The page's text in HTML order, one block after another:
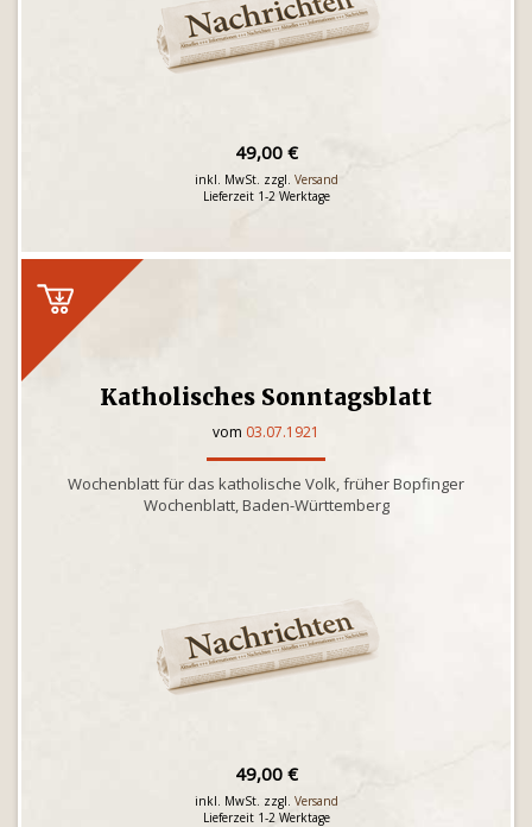
49,00 €
inkl. MwSt. zzgl. Versand
Lieferzeit 1-2 Werktage
Katholisches Sonntagsblatt
vom 03.07.1921
Wochenblatt für das katholische Volk, früher Bopfinger
Wochenblatt, Baden-Württemberg
49,00 €
inkl. MwSt. zzgl. Versand
Lieferzeit 1-2 Werktage